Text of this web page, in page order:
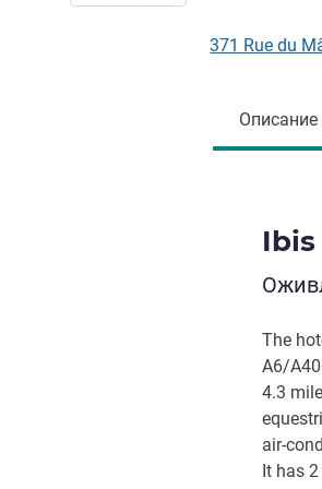
371 Rue du
Описание
Ibis
The
A6/
4.3
air-
It has